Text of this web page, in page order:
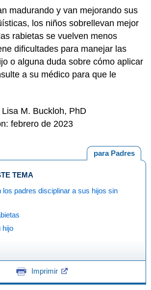
madurando y van mejorando sus
los niños sobrellevan mejor
rabietas se vuelven menos
dificultades para manejar las
o alguna duda sobre cómo aplicar
a su médico para que le
M. Buckloh, PhD
febrero de 2023
para Padres
TEMA
los padres disciplinar a sus hijos sin
hijo
Imprimir